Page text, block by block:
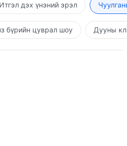
дэх үнэний эрэл
бүрийн цуврал шоу Дууны